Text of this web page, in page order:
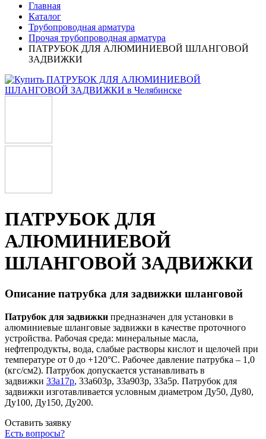
Главная
Каталог
Трубопроводная арматура
Прочая трубопроводная арматура
ПАТРУБОК ДЛЯ АЛЮМИНИЕВОЙ ШЛАНГОВОЙ
ЗАДВИЖКИ
ПАТРУБОК ДЛЯ
АЛЮМИНИЕВОЙ
ШЛАНГОВОЙ ЗАДВИЖКИ
Описание патрубка для задвижки шланговой
Патрубок для задвижки предназначен для установки в
алюминиевые шланговые задвижки в качестве проточного
устройства. Рабочая среда: минеральные масла,
нефтепродукты, вода, слабые растворы кислот и щелочей при
температуре от 0 до +120°С. Рабочее давление патрубка – 1,0
(кгс/см2). Патрубок допускается устанавливать в
задвижки 33а17р, 33а603р, 33а903р, 33а5р. Патрубок для
задвижки изготавливается условным диаметром Ду50, Ду80,
Ду100, Ду150, Ду200.
Оставить заявку
Есть вопросы?